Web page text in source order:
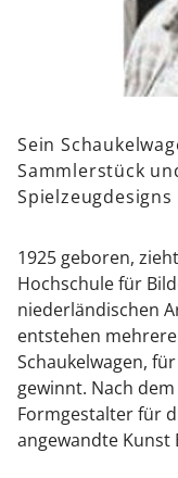
Sein
Sammlerstück
1925 geboren,
Hochschule für
niederländischen
entstehen
Schaukelwagen,
gewinnt. Nach
Formgestalter für
angewandte Kunst